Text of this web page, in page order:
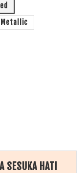
Metallic
SESUKA HATI